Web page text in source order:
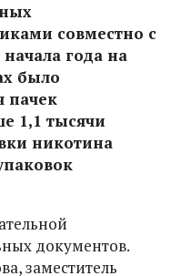
совместно с
года на
было
пачек
1,1 тысячи
никотина
документов.
заместитель